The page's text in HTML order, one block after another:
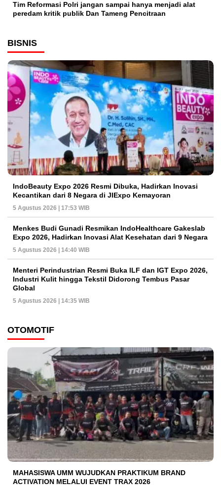
Tim Reformasi Polri jangan sampai hanya menjadi alat
peredam kritik publik Dan Tameng Pencitraan
BISNIS
IndoBeauty Expo 2026 Resmi Dibuka, Hadirkan Inovasi
Kecantikan dari 8 Negara di JIExpo Kemayoran
5 Agustus 2026 | 17:53 WIB
Menkes Budi Gunadi Resmikan IndoHealthcare Gakeslab
Expo 2026, Hadirkan Inovasi Alat Kesehatan dari 9 Negara
5 Agustus 2026 | 14:40 WIB
Menteri Perindustrian Resmi Buka ILF dan IGT Expo 2026,
Industri Kulit hingga Tekstil Didorong Tembus Pasar
Global
5 Agustus 2026 | 14:35 WIB
OTOMOTIF
MAHASISWA UMM WUJUDKAN PRAKTIKUM BRAND
ACTIVATION MELALUI EVENT TRAX 2026